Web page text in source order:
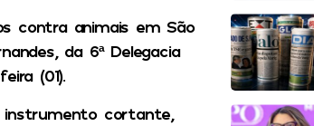
contra animais em São
da 6ª Delegacia
(01).
instrumento cortante,